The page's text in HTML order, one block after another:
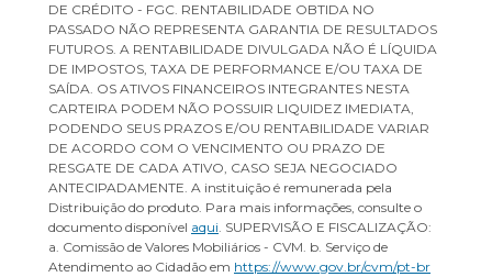
DE CRÉDITO - FGC. RENTABILIDADE OBTIDA NO
PASSADO NÃO REPRESENTA GARANTIA DE RESULTADOS
FUTUROS. A RENTABILIDADE DIVULGADA NÃO É LÍQUIDA
DE IMPOSTOS, TAXA DE PERFORMANCE E/OU TAXA DE
SAÍDA. OS ATIVOS FINANCEIROS INTEGRANTES NESTA
CARTEIRA PODEM NÃO POSSUIR LIQUIDEZ IMEDIATA,
PODENDO SEUS PRAZOS E/OU RENTABILIDADE VARIAR
DE ACORDO COM O VENCIMENTO OU PRAZO DE
RESGATE DE CADA ATIVO, CASO SEJA NEGOCIADO
ANTECIPADAMENTE. A instituição é remunerada pela
Distribuição do produto. Para mais informações, consulte o
documento disponível aqui. SUPERVISÃO E FISCALIZAÇÃO:
a. Comissão de Valores Mobiliários - CVM. b. Serviço de
Atendimento ao Cidadão em https://www.gov.br/cvm/pt-br